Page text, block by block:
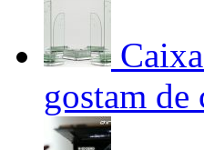
gostam de